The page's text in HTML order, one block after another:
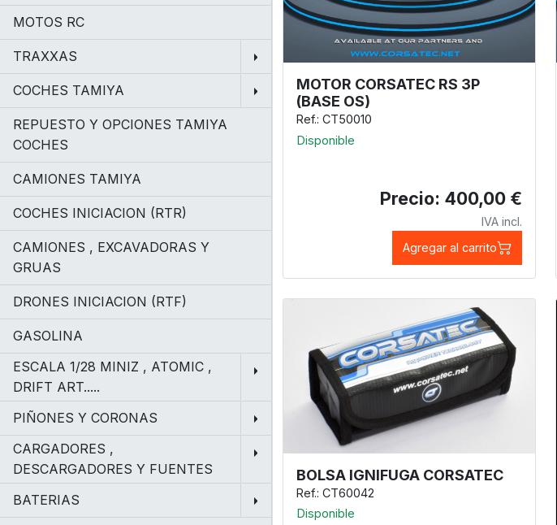
MOTOS RC
TRAXXAS
COCHES TAMIYA
REPUESTO Y OPCIONES TAMIYA
COCHES
CAMIONES TAMIYA
COCHES INICIACION (RTR)
CAMIONES , EXCAVADORAS Y
GRUAS
DRONES INICIACION (RTF)
GASOLINA
ESCALA 1/28 MINIZ , ATOMIC ,
DRIFT ART.....
PIÑONES Y CORONAS
CARGADORES ,
DESCARGADORES Y FUENTES
BATERIAS
MOTOR CORSATEC RS 3P
(BASE OS)
Ref.: CT50010
Disponible
Precio: 400,00 €
IVA incl.
Agregar al carrito
BOLSA IGNIFUGA CORSATEC
Ref.: CT60042
Disponible